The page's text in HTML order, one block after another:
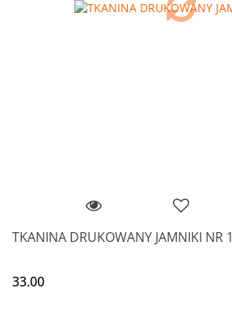
TKANINA DRUKOWANY JAMNIKI NR 1
33.00